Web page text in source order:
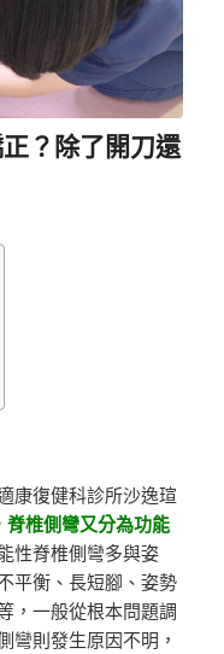
？除了開刀還
康復健科診所沙逸瑄
脊椎側彎又分為功能
性脊椎側彎多與姿
平衡、長短腳、姿勢
，一般從根本問題調
彎則發生原因不明，